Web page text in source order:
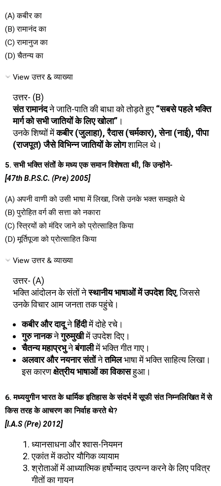
(A) कबीर का
(B) रामानंद का
(C) रामानुज का
(D) चैतन्य का
View उत्तर & व्याख्या
उत्तर- (B)
संत रामानंदने जाति-पाति की बाधा को तोड़ते हुए “सबसे पहले भक्ति
मार्ग को सभी जातियों के लिए खोला” ।
उनके शिष्यों मेंकबीर (जुलाहा), रैदास (चर्मकार), सेना (नाई), पीपा
(राजपूत) जैसे विभिन्न जातियों के लोगशामिल थे।
5. सभी भक्ति संतों के मध्य एक समान विशेषता थी, कि उन्होंने-
[47th B.P.S.C. (Pre) 2005]
(A) अपनी वाणी को उसी भाषा में लिखा, जिसे उनके भक्त समझते थे
(B) पुरोहित वर्ग की सत्ता को नकारा
(C) स्त्रियों को मंदिर जाने को प्रोत्साहित किया
(D) मूर्तिपूजा को प्रोत्साहित किया
View उत्तर & व्याख्या
उत्तर- (A)
भक्ति आंदोलन के संतों नेस्थानीय भाषाओं में उपदेश दिए, जिससे
उनके विचार आम जनता तक पहुंचे।
कबीर और दादूनेहिंदीमें दोहे रचे।
गुरु नानकनेगुरुमुखीमें उपदेश दिए।
चैतन्य महाप्रभुनेबंगालीमें भक्ति गीत गाए।
अलवार और नयनार संतोंनेतमिलभाषा में भक्ति साहित्य लिखा।
इस कारणक्षेत्रीय भाषाओं का विकासहुआ।
6. मध्ययुगीन भारत के धार्मिक इतिहास के संदर्भ में सूफी संत निम्नलिखित में से
किस तरह के आचरण का निर्वाह करते थे?
[I.A.S (Pre) 2012]
ध्यानसाधना और श्वास-नियमन
एकांत में कठोर यौगिक व्यायाम
श्रोताओं में आध्यात्मिक हर्षोन्माद उत्पन्न करने के लिए पवित्र
गीतों का गायन